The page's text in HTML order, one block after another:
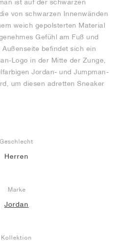
ist auf der schwarzen
von schwarzen Innenwänden
weich gepolsterten Material
Gefühl am Fuß und
befindet sich ein
Logo in der Mitte der Zunge,
Jordan- und Jumpman-
um diesen adretten Sneaker
Geschlecht
Herren
Marke
Jordan
Kollektion